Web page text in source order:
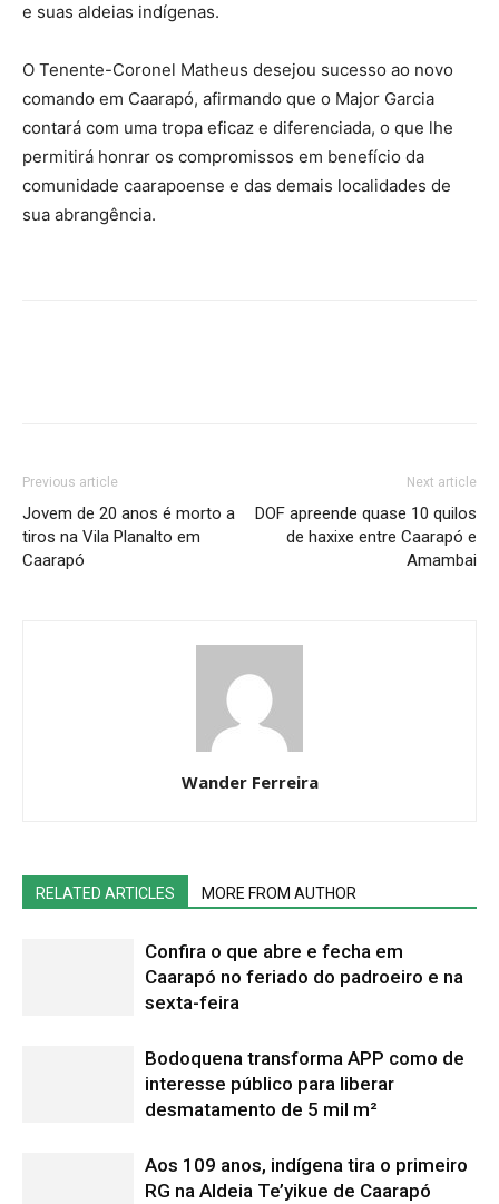
e suas aldeias indígenas.
O Tenente-Coronel Matheus desejou sucesso ao novo
comando em Caarapó, afirmando que o Major Garcia
contará com uma tropa eficaz e diferenciada, o que lhe
permitirá honrar os compromissos em benefício da
comunidade caarapoense e das demais localidades de
sua abrangência.
Previous article
Jovem de 20 anos é morto a
tiros na Vila Planalto em
Caarapó
Next article
DOF apreende quase 10 quilos
de haxixe entre Caarapó e
Amambai
Wander Ferreira
RELATED ARTICLES MORE FROM AUTHOR
Confira o que abre e fecha em
Caarapó no feriado do padroeiro e na
sexta-feira
Bodoquena transforma APP como de
interesse público para liberar
desmatamento de 5 mil m²
Aos 109 anos, indígena tira o primeiro
RG na Aldeia Te’yikue de Caarapó